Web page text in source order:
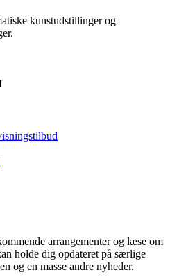
kunstudstillinger og
arrangementer og læse om
holde dig opdateret på særlige
og en masse andre nyheder.